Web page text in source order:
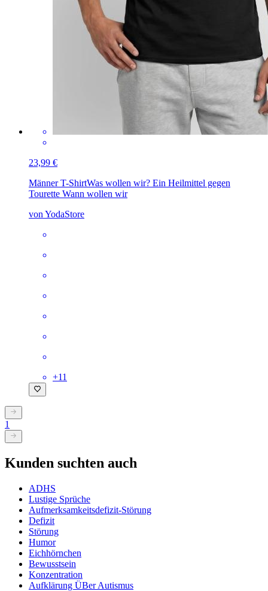
23,99 €
Männer T-ShirtWas wollen wir? Ein Heilmittel gegen
Tourette Wann wollen wir
von YodaStore
+11
1
Kunden suchten auch
ADHS
Lustige Sprüche
Aufmerksamkeitsdefizit-Störung
Defizit
Störung
Humor
Eichhörnchen
Bewusstsein
Konzentration
Aufklärung ÜBer Autismus